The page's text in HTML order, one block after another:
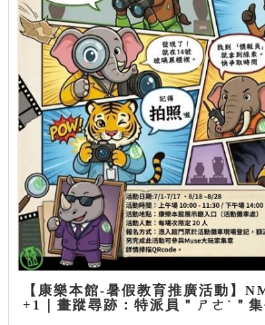
【康樂本館-暑假教育推廣活動】
+1｜畫蹤尋跡：特派員＂ㄕㄜˋ＂集